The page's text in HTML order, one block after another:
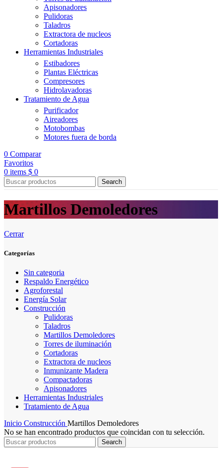
Apisonadores
Pulidoras
Taladros
Extractora de nucleos
Cortadoras
Herramientas Industriales
Estibadores
Plantas Eléctricas
Compresores
Hidrolavadoras
Tratamiento de Agua
Purificador
Aireadores
Motobombas
Motores fuera de borda
0 Comparar
Favoritos
0 items $ 0
Search
Martillos Demoledores
Cerrar
Categorías
Sin categoria
Respaldo Energético
Agroforestal
Energía Solar
Construcción
Pulidoras
Taladros
Martillos Demoledores
Torres de iluminación
Cortadoras
Extractora de nucleos
Inmunizante Madera
Compactadoras
Apisonadores
Herramientas Industriales
Tratamiento de Agua
Inicio Construcción Martillos Demoledores
No se han encontrado productos que coincidan con tu selección.
Search